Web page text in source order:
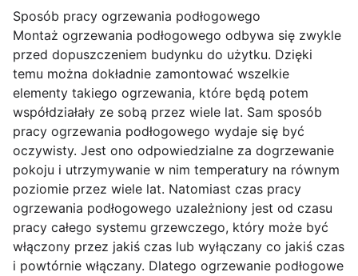
Sposób pracy ogrzewania podłogowego
Montaż ogrzewania podłogowego odbywa się zwykle
przed dopuszczeniem budynku do użytku. Dzięki
temu można dokładnie zamontować wszelkie
elementy takiego ogrzewania, które będą potem
współdziałały ze sobą przez wiele lat. Sam sposób
pracy ogrzewania podłogowego wydaje się być
oczywisty. Jest ono odpowiedzialne za dogrzewanie
pokoju i utrzymywanie w nim temperatury na równym
poziomie przez wiele lat. Natomiast czas pracy
ogrzewania podłogowego uzależniony jest od czasu
pracy całego systemu grzewczego, który może być
włączony przez jakiś czas lub wyłączany co jakiś czas
i powtórnie włączany. Dlatego ogrzewanie podłogowe